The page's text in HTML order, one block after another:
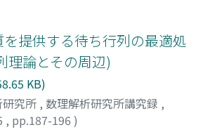
提供する待ち行列の最適処
理論とその周辺)
KB)
究所 , 数理解析研究所講究録 ,
, pp.187-196 )